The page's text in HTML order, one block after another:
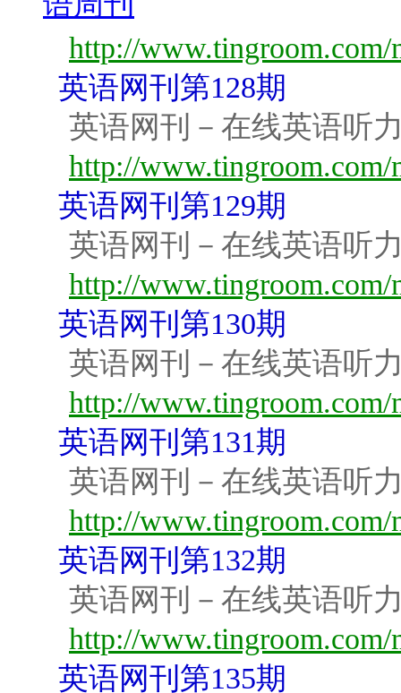
http://
英语网刊第128期
英语网刊－在线英语听
http://
英语网刊第129期
英语网刊－在线英语听
http://
英语网刊第130期
英语网刊－在线英语听
http://
英语网刊第131期
英语网刊－在线英语听
http://
英语网刊第132期
英语网刊－在线英语听
http://
英语网刊第135期